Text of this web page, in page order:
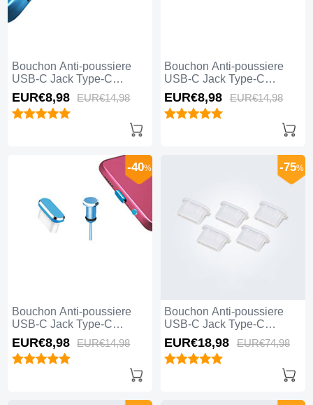
Bouchon Anti-poussiere
USB-C Jack Type-C
Universel H14 Bleu
EUR€8,98 EUR€14,98
Bouchon Anti-poussiere
USB-C Jack Type-C
Universel H13 Violet
EUR€8,98 EUR€14,98
Bouchon Anti-poussiere
USB-C Jack Type-C
Universel H12 Bleu
-40%
EUR€8,98 EUR€14,98
Bouchon Anti-poussiere
USB-C Jack Type-C
Universel 5PCS H01 Blanc
-75%
EUR€18,98 EUR€74,98